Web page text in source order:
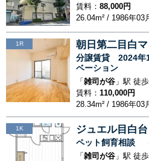
賃料： 88,000円
26.04m² / 1986年03
1R 朝日第二目白
分譲賃貸 2024年
ベーション
「 雑司が谷 」駅 徒
賃料： 110,000円
28.34m² / 1986年03
1K ジュエル目白台
ペット飼育相談
「 雑司が谷 」駅 徒